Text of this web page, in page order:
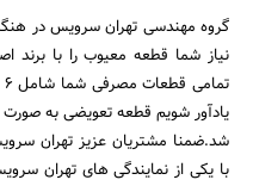
گروه مهندسی تهران سرویس در
نیاز شما قطعه معیوب را با برند
یادآور شویم قطعه تعویضی به
شد.ضمنا مشتریان عزیز تهران
با یکی از نمایندگی های تهران